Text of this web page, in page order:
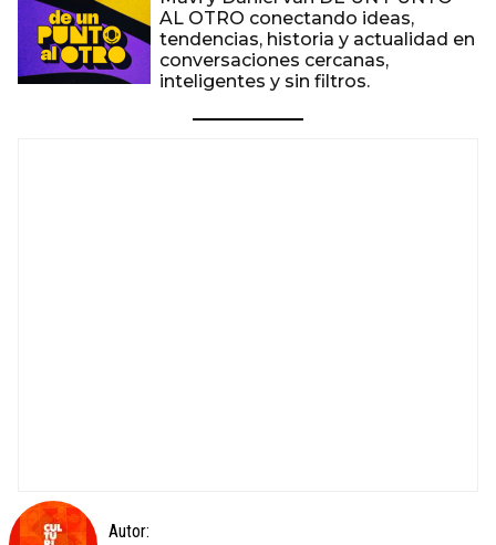
AL OTRO conectando ideas,
tendencias, historia y actualidad en
conversaciones cercanas,
inteligentes y sin filtros.
Autor: